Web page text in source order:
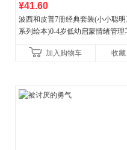
¥41.60
波西和皮普7册经典套装(小小聪
系列绘本)0-4岁低幼启蒙情绪管理
养好品质，发现快
加入购物车 收藏